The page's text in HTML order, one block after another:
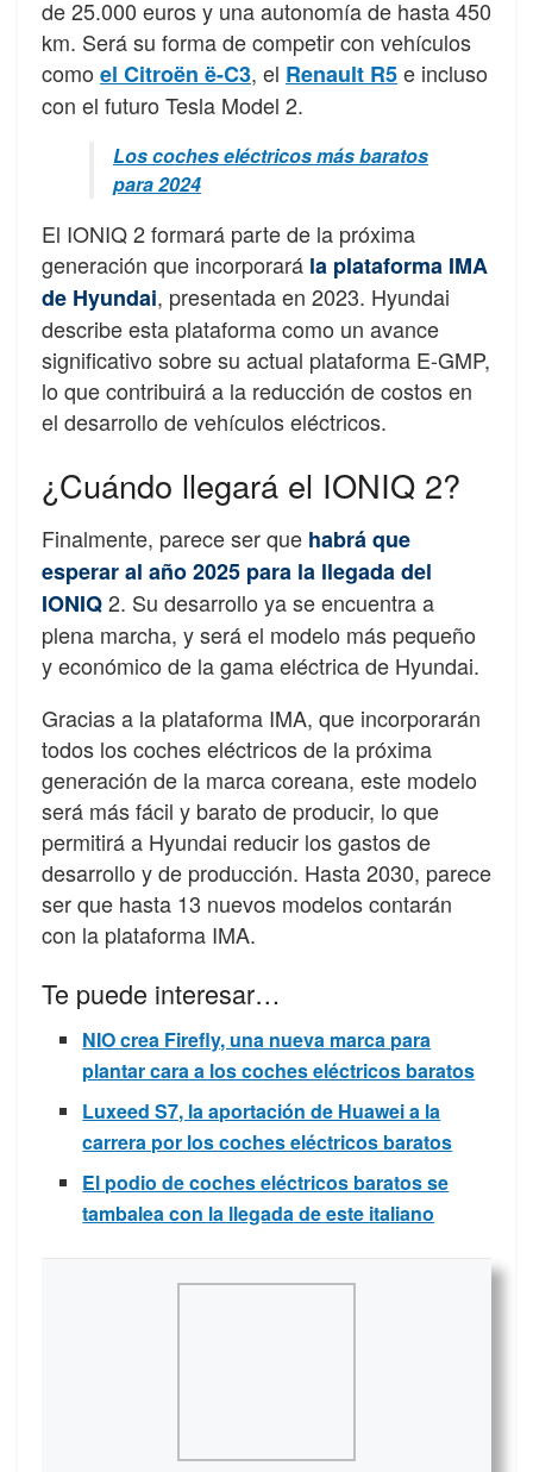
de 25.000 euros y una autonomía de hasta 450
km. Será su forma de competir con vehículos
como el Citroën ë-C3, el Renault R5e incluso
con el futuro Tesla Model 2.
Los coches eléctricos más baratos
para 2024
El IONIQ 2 formará parte de la próxima
generación que incorporará la plataforma IMA
de Hyundai, presentada en 2023. Hyundai
describe esta plataforma como un avance
significativo sobre su actual plataforma E-GMP,
lo que contribuirá a la reducción de costos en
el desarrollo de vehículos eléctricos.
¿Cuándo llegará el IONIQ 2?
Finalmente, parece ser que habrá que
esperar al año 2025 para la llegada del
IONIQ2. Su desarrollo ya se encuentra a
plena marcha, y será el modelo más pequeño
y económico de la gama eléctrica de Hyundai.
Gracias a la plataforma IMA, que incorporarán
todos los coches eléctricos de la próxima
generación de la marca coreana, este modelo
será más fácil y barato de producir, lo que
permitirá a Hyundai reducir los gastos de
desarrollo y de producción. Hasta 2030, parece
ser que hasta 13 nuevos modelos contarán
con la plataforma IMA.
Te puede interesar…
NIO crea Firefly, una nueva marca para
plantar cara a los coches eléctricos baratos
Luxeed S7, la aportación de Huawei a la
carrera por los coches eléctricos baratos
El podio de coches eléctricos baratos se
tambalea con la llegada de este italiano